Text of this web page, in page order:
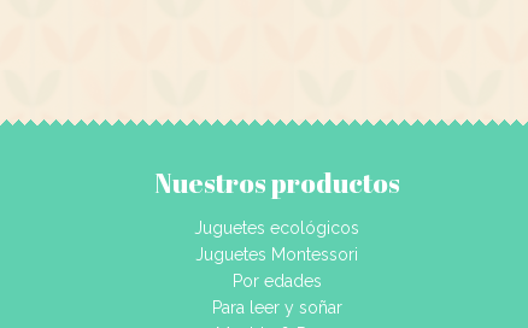
Nuestros productos
Juguetes ecológicos
Juguetes Montessori
Por edades
Para leer y soñar